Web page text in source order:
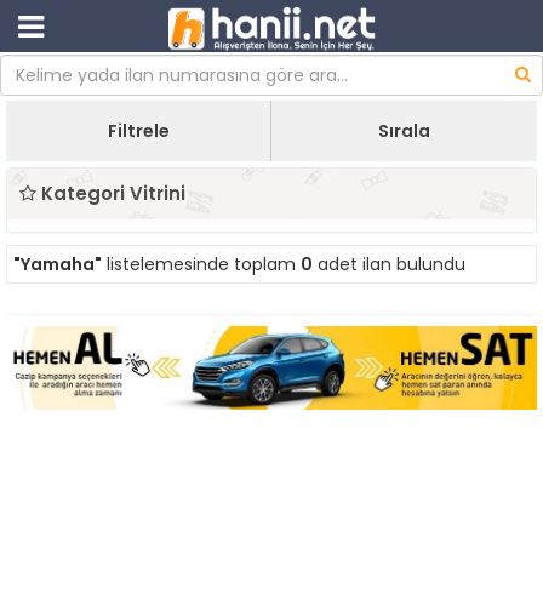
Filtrele Sırala
Kategori Vitrini
"Yamaha" listelemesinde toplam 0 adet ilan bulundu